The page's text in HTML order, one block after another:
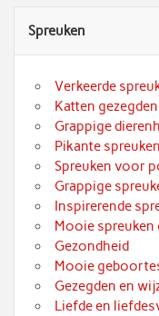
Spreuken
Verkeerde
Katten
Grappige
Pikante
Spreuken voor
Grappige
Inspirerende
Mooie spreuken
Gezondheid
Mooie
Gezegden en
Liefde en